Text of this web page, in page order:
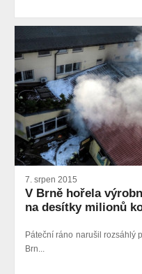
7. srpen 2015
V Brně hořela
na desítky milionů
Páteční ráno narušil rozsáhlý
Brn...